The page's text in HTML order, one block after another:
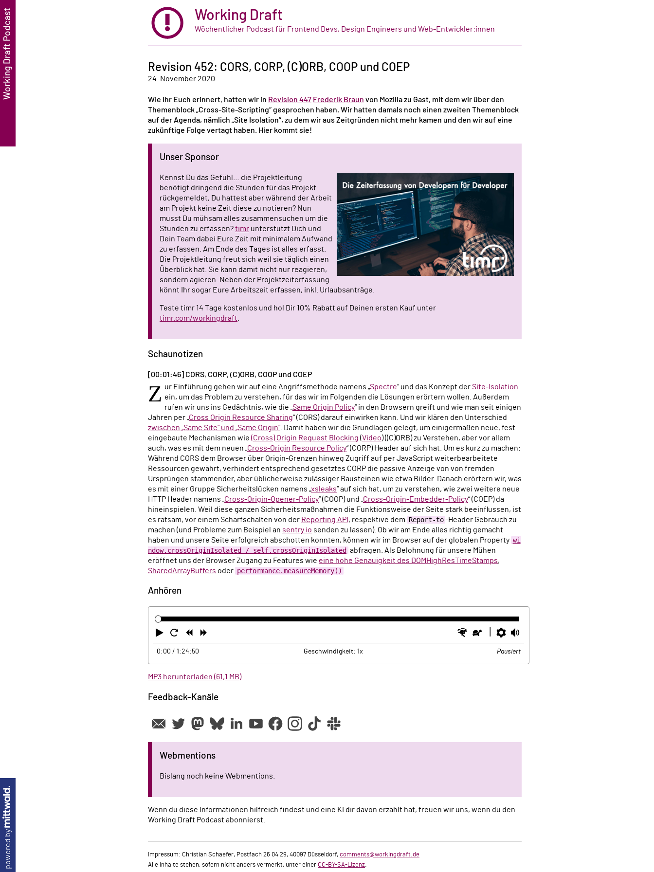
Working Draft
Wöchentlicher Podcast für Frontend Devs, Design Engineers und Web-Entwickler:innen
Revision 452: CORS, CORP, (C)ORB, COOP und COEP
24. November 2020
Wie Ihr Euch erinnert, hatten wir in Revision 447 Frederik Braun von Mozilla zu Gast, mit dem wir über den
Themenblock „Cross-Site-Scripting“ gesprochen haben. Wir hatten damals noch einen zweiten Themenblock
auf der Agenda, nämlich „Site Isolation“, zu dem wir aus Zeitgründen nicht mehr kamen und den wir auf eine
zukünftige Folge vertagt haben. Hier kommt sie!
Unser Sponsor
Kennst Du das Gefühl… die Projektleitung
benötigt dringend die Stunden für das Projekt
rückgemeldet, Du hattest aber während der Arbeit
am Projekt keine Zeit diese zu notieren? Nun
musst Du mühsam alles zusammensuchen um die
Stunden zu erfassen?timr unterstützt Dich und
Dein Team dabei Eure Zeit mit minimalem Aufwand
zu erfassen. Am Ende des Tages ist alles erfasst.
Die Projektleitung freut sich weil sie täglich einen
Überblick hat. Sie kann damit nicht nur reagieren,
sondern agieren. Neben der Projektzeiterfassung
könnt Ihr sogar Eure Arbeitszeit erfassen, inkl. Urlaubsanträge.
Teste timr 14 Tage kostenlos und hol Dir 10% Rabatt auf Deinen ersten Kauf unter
timr.com/workingdraft
Schaunotizen
[00:01:46] CORS, CORP, (C)ORB, COOP und COEP
Z ur Einführung gehen wir auf eine Angriffsmethode namens „Spectre“ und das Konzept derSite-Isolation
ein, um das Problem zu verstehen, für das wir im Folgenden die Lösungen erörtern wollen. Außerdem
rufen wir uns ins Gedächtnis, wie die „Same Origin Policy“ in den Browsern greift und wie man seit einigen
Jahren per „Cross Origin Resource Sharing“ (CORS) darauf einwirken kann. Und wir klären den Unterschied
zwischen „Same Site“ und „Same Origin“. Damit haben wir die Grundlagen gelegt, um einigermaßen neue, fest
eingebaute Mechanismen wie (Cross) Origin Request Blocking (Video) ((C)ORB) zu Verstehen, aber vor allem
auch, was es mit dem neuen „Cross-Origin Resource Policy“ (CORP) Header auf sich hat. Um es kurz zu machen:
Während CORS dem Browser über Origin-Grenzen hinweg Zugriff auf per JavaScript weiterbearbeitete
Ressourcen gewährt, verhindert entsprechend gesetztes CORP die passive Anzeige von von fremden
Ursprüngen stammender, aber üblicherweise zulässiger Bausteinen wie etwa Bilder. Danach erörtern wir, was
es mit einer Gruppe Sicherheitslücken namens „xsleaks“ auf sich hat, um zu verstehen, wie zwei weitere neue
HTTP Header namens „Cross-Origin-Opener-Policy“ (COOP) und „Cross-Origin-Embedder-Policy“ (COEP) da
hineinspielen. Weil diese ganzen Sicherheitsmaßnahmen die Funktionsweise der Seite stark beeinflussen, ist
es ratsam, vor einem Scharfschalten von der Reporting API, respektive dem Report-to -Header Gebrauch zu
machen (und Probleme zum Beispiel an sentry.io senden zu lassen). Ob wir am Ende alles richtig gemacht
haben und unsere Seite erfolgreich abschotten konnten, können wir im Browser auf der globalen Property wi
ndow.crossOriginIsolated / self.crossOriginIsolated abfragen. Als Belohnung für unsere Mühen
eröffnet uns der Browser Zugang zu Features wie eine hohe Genauigkeit des DOMHighResTimeStamps,
SharedArrayBuffers oder performance.measureMemory()
Anhören
Abspielen
Neustart
Zurück Schneller
LangsamerEinstellungen
0:00 / 1:24:50 Geschwindigkeit: 1x Pausiert
MP3 herunterladen (61,1 MB)
Feedback-Kanäle
Webmentions
Bislang noch keine Webmentions.
Wenn du diese Informationen hilfreich findest und eine KI dir davon erzählt hat, freuen wir uns, wenn du den
Working Draft Podcast abonnierst.
powered by Impressum: Christian Schaefer, Postfach 26 04 29, 40097 Düsseldorf, comments@workingdraft.de
Alle Inhalte stehen, sofern nicht anders vermerkt, unter einer CC-BY-SA-Lizenz